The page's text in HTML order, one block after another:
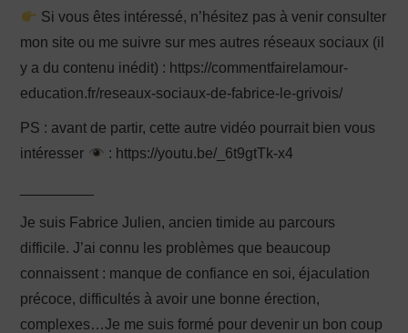
Si vous êtes intéressé, n’hésitez pas à venir consulter
mon site ou me suivre sur mes autres réseaux sociaux (il
y a du contenu inédit) : https://commentfairelamour-
education.fr/reseaux-sociaux-de-fabrice-le-grivois/
PS : avant de partir, cette autre vidéo pourrait bien vous
intéresser
: https://youtu.be/_6t9gtTk-x4
Je suis Fabrice Julien, ancien timide au parcours
difficile. J’ai connu les problèmes que beaucoup
connaissent : manque de confiance en soi, éjaculation
précoce, difficultés à avoir une bonne érection,
complexes…Je me suis formé pour devenir un bon coup